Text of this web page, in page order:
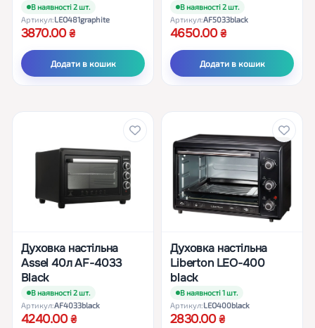
В наявності 2 шт.
Артикул:LEO481graphite
3870.00
Додати в кошик
В наявності 2 шт.
Артикул:AF5033black
4650.00
Додати в кошик
Духовка настільна
Assel 40л AF-4033
Black
В наявності 2 шт.
Артикул:AF4033black
4240.00
Духовка настільна
Liberton LEO-400
black
В наявності 1 шт.
Артикул:LEO400black
2830.00